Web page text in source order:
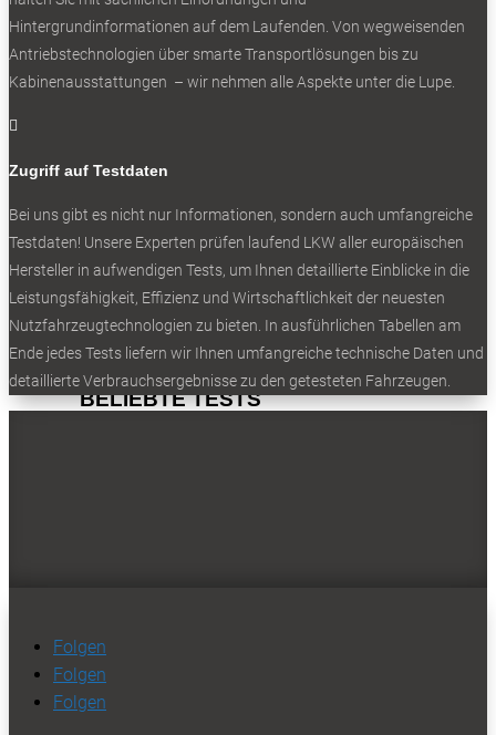
Folgen
Folgen
BELIEBTE NEWS
BELIEBTE TESTS
Hintergrundinformationen auf dem Laufenden. Von wegweisenden
Antriebstechnologien über smarte Transportlösungen bis zu
Kabinenausstattungen – wir nehmen alle Aspekte unter die Lupe.

Zugriff auf Testdaten
Bei uns gibt es nicht nur Informationen, sondern auch umfangreiche
Testdaten! Unsere Experten prüfen laufend LKW aller europäischen
Hersteller in aufwendigen Tests, um Ihnen detaillierte Einblicke in die
Leistungsfähigkeit, Effizienz und Wirtschaftlichkeit der neuesten
Nutzfahrzeugtechnologien zu bieten. In ausführlichen Tabellen am
Ende jedes Tests liefern wir Ihnen umfangreiche technische Daten und
detaillierte Verbrauchsergebnisse zu den getesteten Fahrzeugen.
Folgen
Folgen
Folgen